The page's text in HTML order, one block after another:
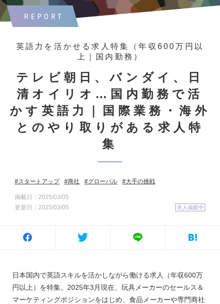
REPORT
英語力を活かせる求人特集（年収600万円以
上｜国内勤務）
テレビ朝日、バンダイ、日
清オイリオ…国内勤務で活
かす英語力｜国際業務・海外
とのやり取りがある求人特
集
スタートアップ 商社 グローバル 大手の挑戦
掲載日：2025/03/05
更新日：2025/03/05
求人掲載中
日本国内で英語スキルを活かしながら働ける求人（年収600万
円以上）を特集。2025年3月現在、玩具メーカーのセールス＆
マーケティングポジションをはじめ、食品メーカーや専門商社